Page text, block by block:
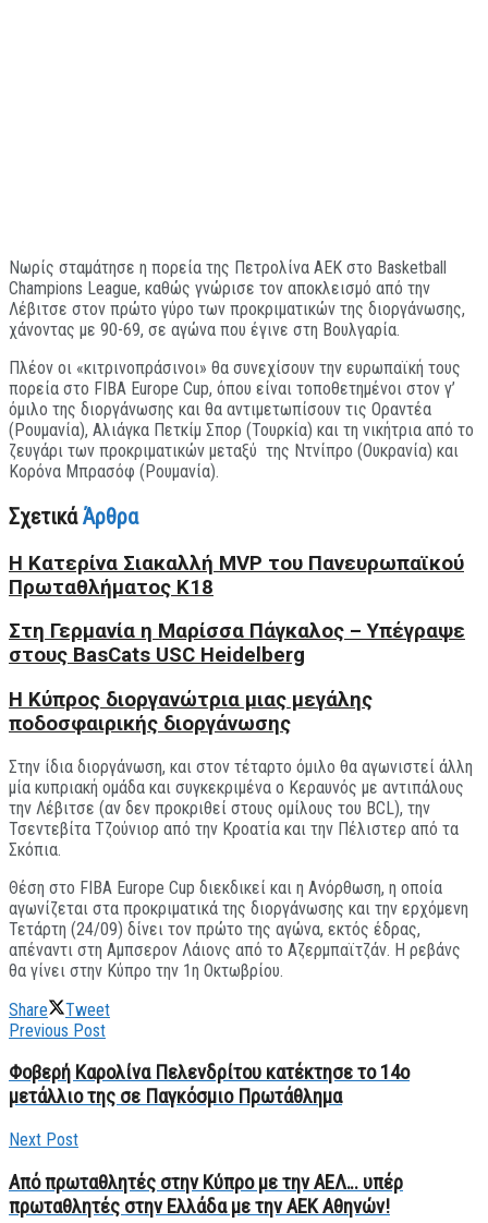
Νωρίς σταμάτησε η πορεία της Πετρολίνα ΑΕΚ στο Basketball
Champions League, καθώς γνώρισε τον αποκλεισμό από την
Λέβιτσε στον πρώτο γύρο των προκριματικών της διοργάνωσης,
χάνοντας με 90-69, σε αγώνα που έγινε στη Βουλγαρία.
Πλέον οι «κιτρινοπράσινοι» θα συνεχίσουν την ευρωπαϊκή τους
πορεία στο FIBA Europe Cup, όπου είναι τοποθετημένοι στον γ’
όμιλο της διοργάνωσης και θα αντιμετωπίσουν τις Οραντέα
(Ρουμανία), Αλιάγκα Πετκίμ Σπορ (Τουρκία) και τη νικήτρια από το
ζευγάρι των προκριματικών μεταξύ της Ντνίπρο (Ουκρανία) και
Κορόνα Μπρασόφ (Ρουμανία).
ΣχετικάΆρθρα
H Kατερίνα Σιακαλλή MVP του Πανευρωπαϊκού
Πρωταθλήματος Κ18
Στη Γερμανία η Μαρίσσα Πάγκαλος – Υπέγραψε
στους BasCats USC Heidelberg
Η Κύπρος διοργανώτρια μιας μεγάλης
ποδοσφαιρικής διοργάνωσης
Στην ίδια διοργάνωση, και στον τέταρτο όμιλο θα αγωνιστεί άλλη
μία κυπριακή ομάδα και συγκεκριμένα ο Κεραυνός με αντιπάλους
την Λέβιτσε (αν δεν προκριθεί στους ομίλους του BCL), την
Τσεντεβίτα Τζούνιορ από την Κροατία και την Πέλιστερ από τα
Σκόπια.
Θέση στο FIBA Europe Cup διεκδικεί και η Ανόρθωση, η οποία
αγωνίζεται στα προκριματικά της διοργάνωσης και την ερχόμενη
Τετάρτη (24/09) δίνει τον πρώτο της αγώνα, εκτός έδρας,
απέναντι στη Αμπσερον Λάιονς από το Αζερμπαϊτζάν. Η ρεβάνς
θα γίνει στην Κύπρο την 1η Οκτωβρίου.
Share
Tweet
Previous Post
Φοβερή Καρολίνα Πελενδρίτου κατέκτησε το 14ο
μετάλλιο της σε Παγκόσμιο Πρωτάθλημα
Next Post
Από πρωταθλητές στην Κύπρο με την ΑΕΛ… υπέρ
πρωταθλητές στην Ελλάδα με την ΑΕΚ Αθηνών!